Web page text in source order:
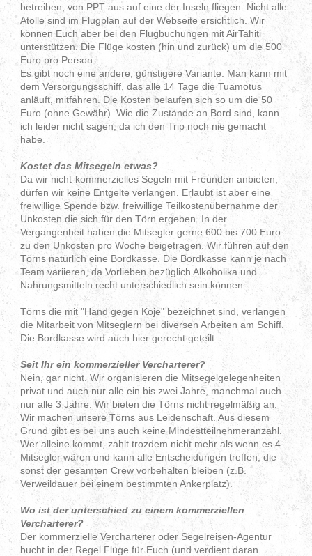
betreiben, von PPT aus auf eine der Inseln fliegen. Nicht alle
Atolle sind im Flugplan auf der Webseite ersichtlich. Wir
können Euch aber bei den Flugbuchungen mit AirTahiti
unterstützen. Die Flüge kosten (hin und zurück) um die 500
Euro pro Person.
Es gibt noch eine andere, günstigere Variante. Man kann mit
dem Versorgungsschiff, das alle 14 Tage die Tuamotus
anläuft, mitfahren. Die Kosten belaufen sich so um die 50
Euro (ohne Gewähr). Wie die Zustände an Bord sind, kann
ich leider nicht sagen, da ich den Trip noch nie gemacht
habe.
Kostet das Mitsegeln etwas?
Da wir nicht-kommerzielles Segeln mit Freunden anbieten,
dürfen wir keine Entgelte verlangen. Erlaubt ist aber eine
freiwillige Spende bzw. freiwillige Teilkostenübernahme der
Unkosten die sich für den Törn ergeben. In der
Vergangenheit haben die Mitsegler gerne 600 bis 700 Euro
zu den Unkosten pro Woche beigetragen. Wir führen auf den
Törns natürlich eine Bordkasse. Die Bordkasse kann je nach
Team variieren, da Vorlieben bezüglich Alkoholika und
Nahrungsmitteln recht unterschiedlich sein können.
Törns die mit "Hand gegen Koje" bezeichnet sind, verlangen
die Mitarbeit von Mitseglern bei diversen Arbeiten am Schiff.
Die Bordkasse wird auch hier gerecht geteilt.
Seit Ihr ein kommerzieller Vercharterer?
Nein, gar nicht. Wir organisieren die Mitsegelgelegenheiten
privat und auch nur alle ein bis zwei Jahre, manchmal auch
nur alle 3 Jahre. Wir bieten die Törns nicht regelmäßig an.
Wir machen unsere Törns aus Leidenschaft. Aus diesem
Grund gibt es bei uns auch keine Mindestteilnehmeranzahl.
Wer alleine kommt, zahlt trozdem nicht mehr als wenn es 4
Mitsegler wären und kann alle Entscheidungen treffen, die
sonst der gesamten Crew vorbehalten bleiben (z.B.
Verweildauer bei einem bestimmten Ankerplatz).
Wo ist der unterschied zu einem kommerziellen
Vercharterer?
Der kommerzielle Vercharterer oder Segelreisen-Agentur
bucht in der Regel Flüge für Euch (und verdient daran